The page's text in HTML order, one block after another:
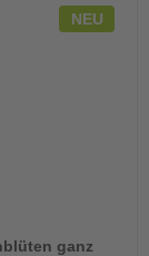
NEU
ganz